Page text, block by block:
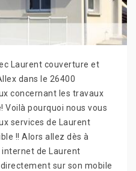
Laurent couverture et
dans le 26400
concernant les travaux
pourquoi nous vous
services de Laurent
!! Alors allez dès à
internet de Laurent
sur son mobile